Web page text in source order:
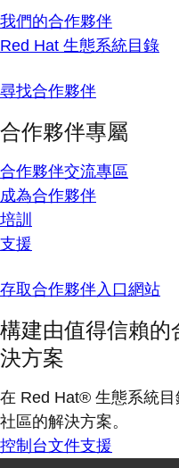
我們的合作夥伴
Red Hat 生態系統目錄
尋找合作夥伴
合作夥伴專屬
合作夥伴交流專區
成為合作夥伴
培訓
支援
存取合作夥伴入口網站
構建由值得信賴
決方案
在 Red Hat® 生態系統
社區的解決方案。
控制台文件支援